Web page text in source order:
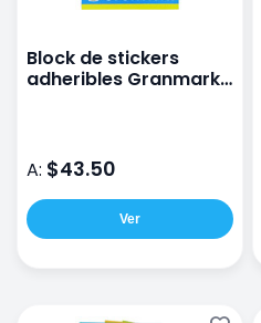
Block de stickers
adheribles Granmark
A: $43.50
Ver